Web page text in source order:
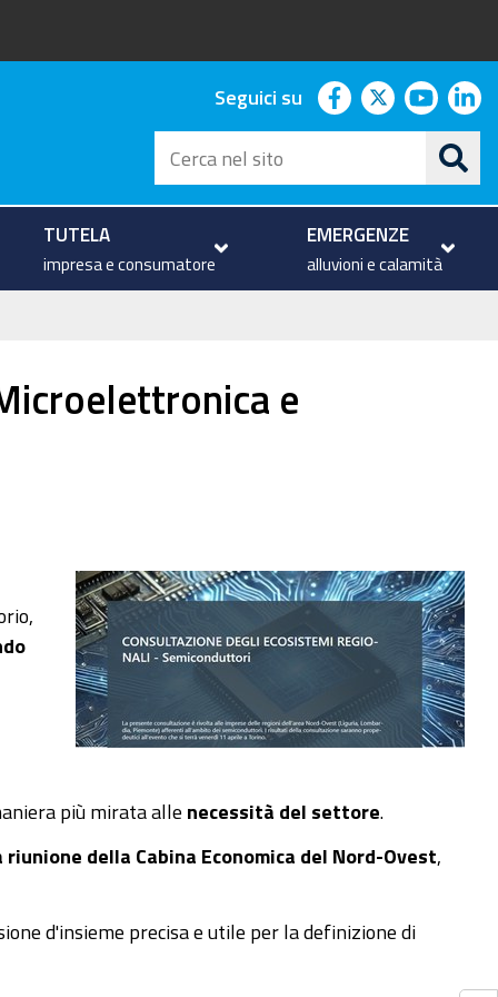
Seguici su facebook
twitter
Cerca
nel
sito
TUTELA
impresa e consumatore
EMERGENZE
alluvioni e calamità
e
più mirata alle necessità del settore
riunione della Cabina Economica del Nord-Ovest
d'insieme precisa e utile per la definizione di